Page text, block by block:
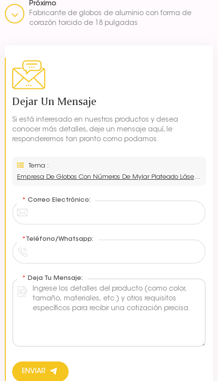
Próximo
Fabricante de globos de aluminio con forma de
corazón torcido de 18 pulgadas
Dejar Un Mensaje
Si está interesado en nuestros productos y desea
conocer más detalles, deje un mensaje aquí, le
responderemos tan pronto como podamos.
Tema :
Empresa De Globos Con Números De Mylar Plateado Láser De 40 Pulgadas
* Correo Electrónico:
* Teléfono/Whatsapp:
* Deja Tu Mensaje:
ENVIAR